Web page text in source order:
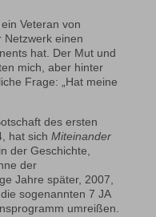
Veteran von
Netzwerk einen
hat. Der Mut und
mich, aber hinter
Frage: „Hat meine
des ersten
hat sich Miteinander
der Geschichte,
der
Jahre später, 2007,
sogenannten 7 JA
umreißen.